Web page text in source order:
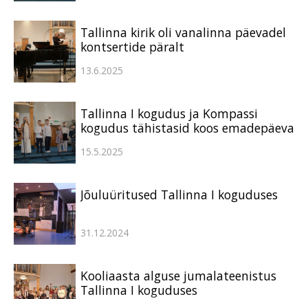
Tallinna kirik oli vanalinna päevadel
kontsertide päralt
13.6.2025
Tallinna I kogudus ja Kompassi
kogudus tähistasid koos emadepäeva
15.5.2025
Jõuluüritused Tallinna I koguduses
31.12.2024
Kooliaasta alguse jumalateenistus
Tallinna I koguduses